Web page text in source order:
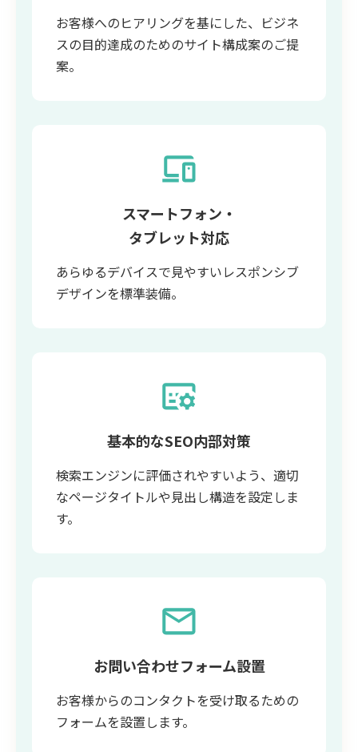
お客様へのヒアリングを基にした、ビジネ
スの目的達成のためのサイト構成案のご提
案。
スマートフォン・
タブレット対応
あらゆるデバイスで見やすいレスポンシブ
デザインを標準装備。
基本的なSEO内部対策
検索エンジンに評価されやすいよう、適切
なページタイトルや見出し構造を設定しま
す。
お問い合わせフォーム設置
お客様からのコンタクトを受け取るための
フォームを設置します。